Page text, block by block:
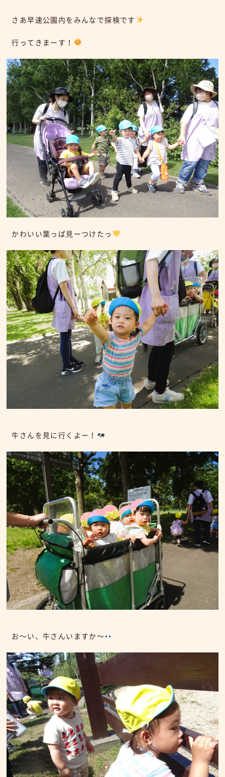
さあ早速公園内をみんなで探検です
行ってきまーす！
かわいい葉っぱ見ーつけたっ
牛さんを見に行くよー！
お～い、牛さんいますか～